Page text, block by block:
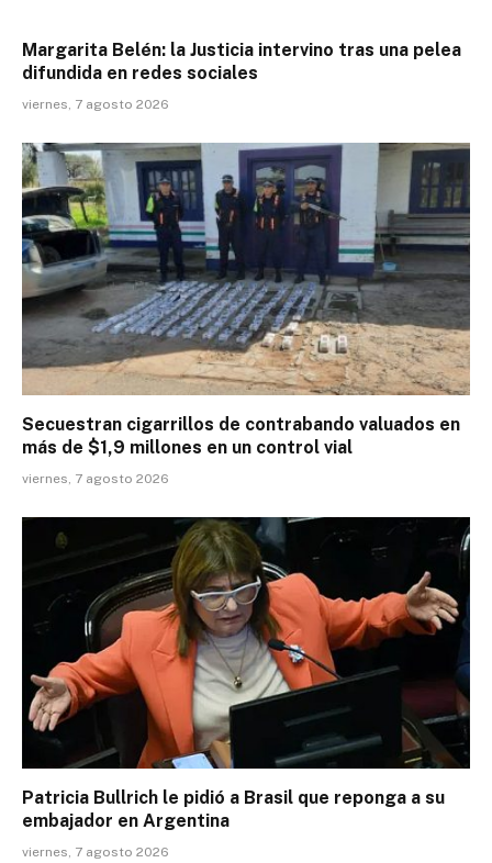
Margarita Belén: la Justicia intervino tras una pelea
difundida en redes sociales
viernes, 7 agosto 2026
Secuestran cigarrillos de contrabando valuados en
más de $1,9 millones en un control vial
viernes, 7 agosto 2026
Patricia Bullrich le pidió a Brasil que reponga a su
embajador en Argentina
viernes, 7 agosto 2026